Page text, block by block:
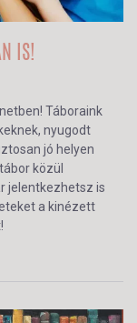
IS!
Táboraink
nyugodt
jó helyen
közül
jelentkezhetsz is
a kinézett